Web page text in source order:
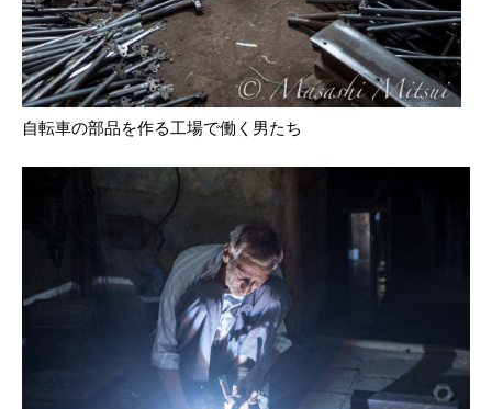
自転車の部品を作る工場で働く男たち